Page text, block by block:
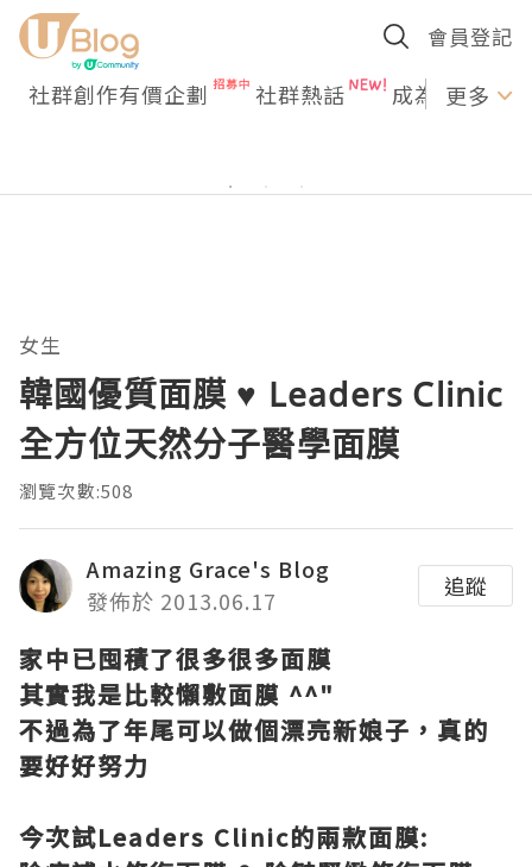
會員登記
社群創作有價企劃 社群熱話 成為U更多
女生
韓國優質面膜 ♥ Leaders Clinic
全方位天然分子醫學面膜
瀏覽次數:508
Amazing Grace's Blog
發佈於 2013.06.17
追蹤
家中已囤積了很多很多面膜
其實我是比較懶敷面膜 ^^"
不過為了年尾可以做個漂亮新娘子， 真的
要好好努力
今次試Leaders Clinic的兩款面膜: